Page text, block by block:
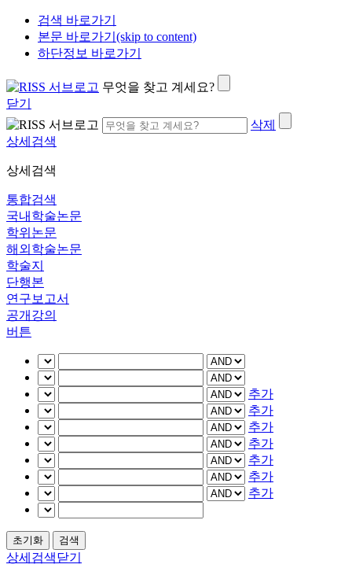
검색 바로가기
본문 바로가기(skip to content)
하단정보 바로가기
무엇을 찾고 계세요?
닫기
삭제
상세검색
상세검색
통합검색
국내학술논문
학위논문
해외학술논문
학술지
단행본
연구보고서
공개강의
버튼
추가
추가
추가
추가
추가
추가
추가
상세검색닫기